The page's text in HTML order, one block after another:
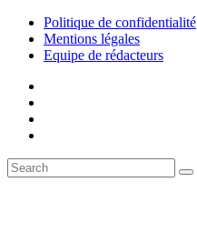
Politique de confidentialité
Mentions légales
Equipe de rédacteurs